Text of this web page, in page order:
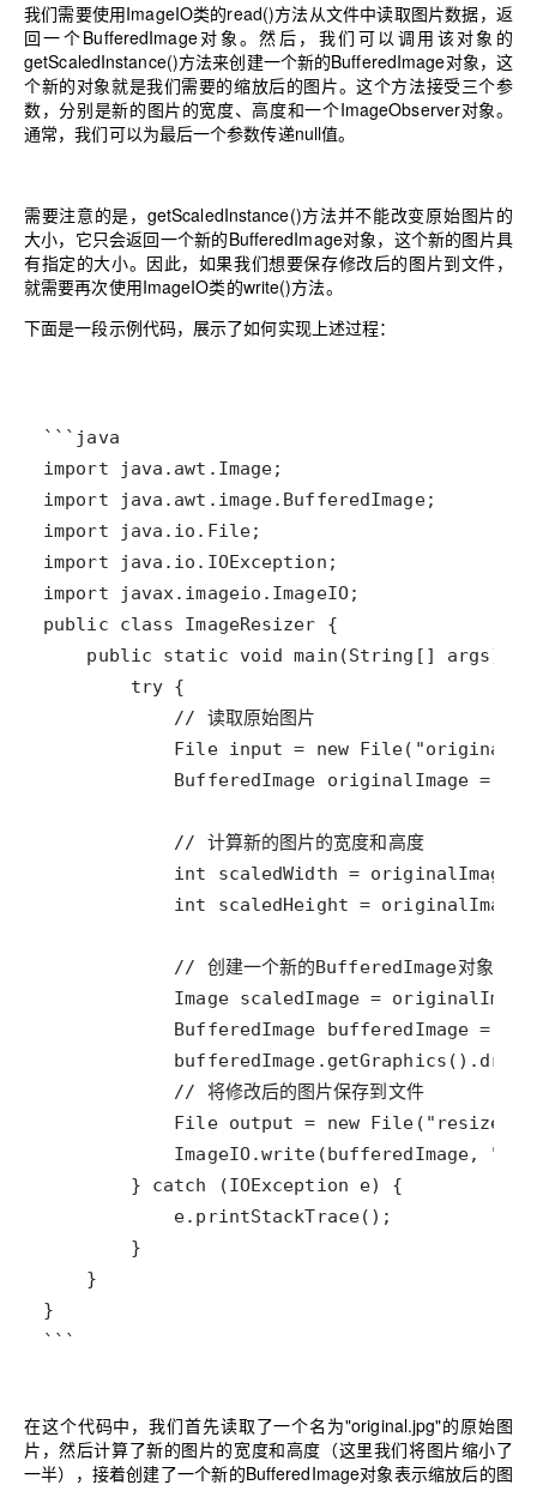
我们需要使用ImageIO类的read()方法从文件中读取图片数据，返
回一个BufferedImage对象。然后，我们可以调用该对象的
getScaledInstance()方法来创建一个新的BufferedImage对象，这
个新的对象就是我们需要的缩放后的图片。这个方法接受三个参
数，分别是新的图片的宽度、高度和一个ImageObserver对象。
通常，我们可以为最后一个参数传递null值。
需要注意的是，getScaledInstance()方法并不能改变原始图片的
大小，它只会返回一个新的BufferedImage对象，这个新的图片具
有指定的大小。因此，如果我们想要保存修改后的图片到文件，
就需要再次使用ImageIO类的write()方法。
下面是一段示例代码，展示了如何实现上述过程：
            // 计算新的图片的宽度和高度
            // 将修改后的图片保存到文件
```
在这个代码中，我们首先读取了一个名为"original.jpg"的原始图
片，然后计算了新的图片的宽度和高度（这里我们将图片缩小了
一半），接着创建了一个新的BufferedImage对象表示缩放后的图